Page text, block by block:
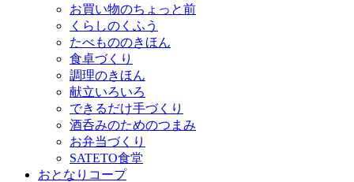
お買い物のちょっと前
くらしのくふう
たべもののきほん
食卓づくり
調理のきほん
献立いろいろ
できるだけ手づくり
酒呑みのためのつまみ
お弁当づくり
SATETO食堂
おとなりコープ